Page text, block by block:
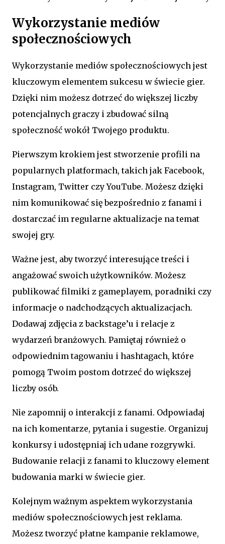
Wykorzystanie mediów
społecznościowych
Wykorzystanie mediów społecznościowych jest
kluczowym elementem sukcesu w świecie gier.
Dzięki nim możesz dotrzeć do większej liczby
potencjalnych graczy i zbudować silną
społeczność wokół Twojego produktu.
Pierwszym krokiem jest stworzenie profili na
popularnych platformach, takich jak Facebook,
Instagram, Twitter czy YouTube. Możesz dzięki
nim komunikować się bezpośrednio z fanami i
dostarczać im regularne aktualizacje na temat
swojej gry.
Ważne jest, aby tworzyć interesujące treści i
angażować swoich użytkowników. Możesz
publikować filmiki z gameplayem, poradniki czy
informacje o nadchodzących aktualizacjach.
Dodawaj zdjęcia z backstage’u i relacje z
wydarzeń branżowych. Pamiętaj również o
odpowiednim tagowaniu i hashtagach, które
pomogą Twoim postom dotrzeć do większej
liczby osób.
Nie zapomnij o interakcji z fanami. Odpowiadaj
na ich komentarze, pytania i sugestie. Organizuj
konkursy i udostępniaj ich udane rozgrywki.
Budowanie relacji z fanami to kluczowy element
budowania marki w świecie gier.
Kolejnym ważnym aspektem wykorzystania
mediów społecznościowych jest reklama.
Możesz tworzyć płatne kampanie reklamowe,